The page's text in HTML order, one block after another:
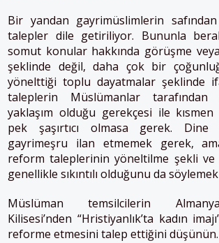
Bir yandan gayrimüslimlerin
talepler dile getiriliyor. Bununla
somut konular hakkında görüşme
şeklinde değil, daha çok bir
yönelttiği toplu dayatmalar şeklinde
taleplerin Müslümanlar
yaklaşım olduğu gerekçesi ile
pek şaşırtıcı olmasa gerek.
gayrimeşru ilan etmemek gerek,
reform taleplerinin yöneltilme şekli ve
genellikle sıkıntılı olduğunu da
Müslüman temsilcilerin
Kilisesi’nden “Hristiyanlık’ta kadın
reforme etmesini talep ettiğini düşünün.